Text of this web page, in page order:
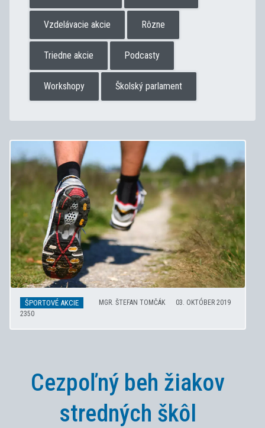
Vzdelávacie akcie Rôzne
Triedne akcie Podcasty
Workshopy Školský parlament
ŠPORTOVÉ AKCIE MGR. ŠTEFAN TOMČÁK
03. OKTÓBER 2019
2350
Cezpoľný beh žiakov
stredných škôl